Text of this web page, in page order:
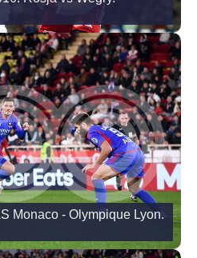
Monaco - Olympique Lyon.